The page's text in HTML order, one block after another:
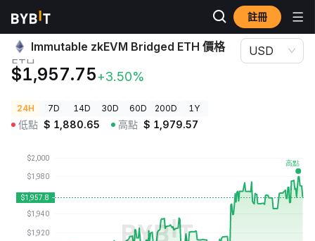
註冊
加密貨幣價格 Immutable zkEVM Bridged ETH 價格 ETH
Immutable zkEVM Bridged ETH 價格
ETH
$1,957.75+3.50%
USD
24H 7D 14D 30D 60D 200D 1Y
低點 $ 1,880.65 高點 $ 1,979.57